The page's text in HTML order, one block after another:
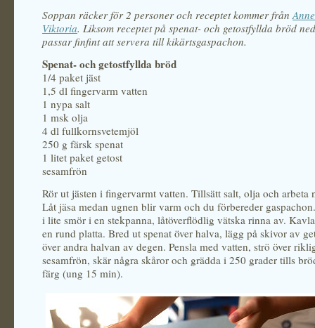
Soppan räcker för 2 personer och receptet kommer från
Viktoria. Liksom receptet på spenat- och getostfyllda bröd
passar finfint att servera till kikärtsgaspachon.
Spenat- och getostfyllda bröd
1/4 paket jäst
1,5 dl fingervarm vatten
1 nypa salt
1 msk olja
4 dl fullkornsvetemjöl
250 g färsk spenat
1 litet paket getost
sesamfrön
Rör ut jästen i fingervarmt vatten. Tillsätt salt, olja och arbeta
Låt jäsa medan ugnen blir varm och du förbereder
i lite smör i en stekpanna, låtöverflödlig vätska rinna av.
en rund platta. Bred ut spenat över halva, lägg på skivor av
över andra halvan av degen. Pensla med vatten, strö över
sesamfrön, skär några skåror och grädda i 250 grader tills
färg (ung 15 min).